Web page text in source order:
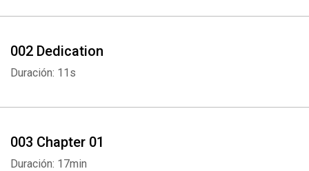
002 Dedication
Duración: 11s
003 Chapter 01
Duración: 17min